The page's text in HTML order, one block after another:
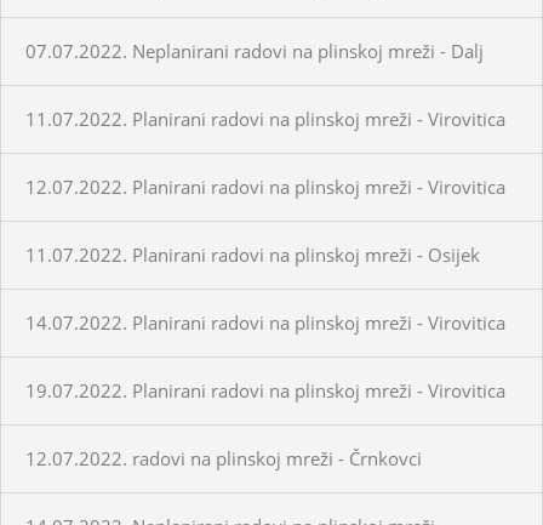
07.07.2022. Neplanirani radovi na plinskoj mreži - Dalj
11.07.2022. Planirani radovi na plinskoj mreži - Virovitica
12.07.2022. Planirani radovi na plinskoj mreži - Virovitica
11.07.2022. Planirani radovi na plinskoj mreži - Osijek
14.07.2022. Planirani radovi na plinskoj mreži - Virovitica
19.07.2022. Planirani radovi na plinskoj mreži - Virovitica
12.07.2022. radovi na plinskoj mreži - Črnkovci